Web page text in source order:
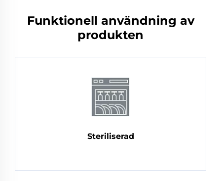
Funktionell användning av
produkten
Steriliserad